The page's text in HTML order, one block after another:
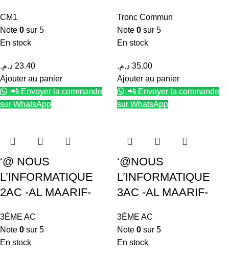
CM1
Note 0 sur 5
En stock
23.40 د.م.
Ajouter au panier
📲 Envoyer la commande
sur WhatsApp
Tronc Commun
Note 0 sur 5
En stock
35.00 د.م.
Ajouter au panier
📲 Envoyer la commande
sur WhatsApp
‘@ NOUS
L’INFORMATIQUE
2AC -AL MAARIF-
3ÈME AC
Note 0 sur 5
En stock
‘@NOUS
L’INFORMATIQUE
3AC -AL MAARIF-
3ÈME AC
Note 0 sur 5
En stock